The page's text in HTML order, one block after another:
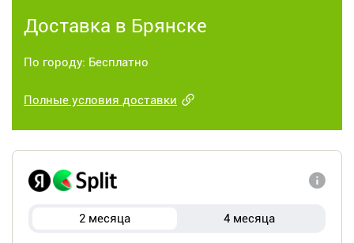
Доставка в Брянске
По городу: Бесплатно
Полные условия доставки
2 месяца 4 месяца